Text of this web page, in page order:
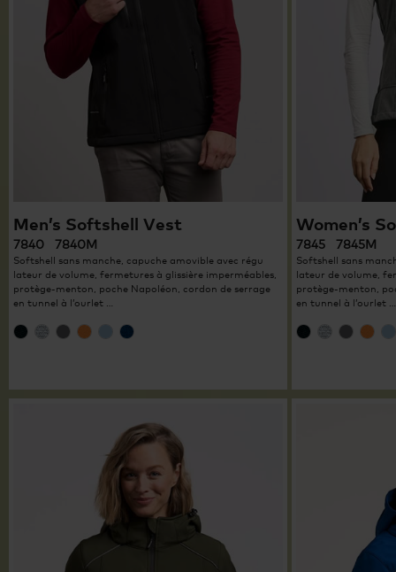
Men’s Softshell Vest
7840 7840M
Softshell sans manche, capuche amovible avec régu
lateur de volume, fermetures à glissière imperméables,
protège-menton, poche Napoléon, cordon de serrage
en tunnel à l’ourlet …
Women’s
7845 7845M
Softshell sans
lateur de volume,
protège-menton,
en tunnel à l’ourlet …